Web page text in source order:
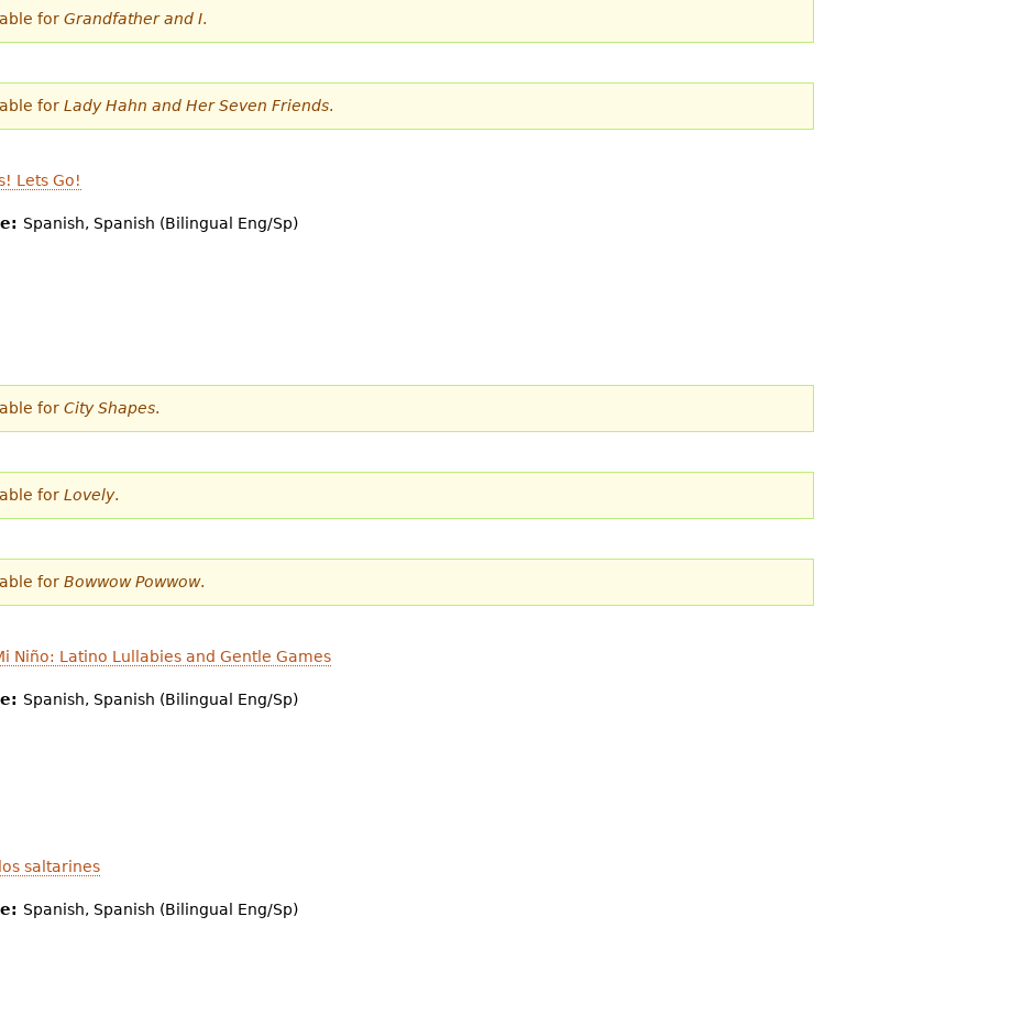
for Grandfather and I.
for Lady Hahn and Her Seven Friends.
Lets Go!
Spanish, Spanish (Bilingual Eng/Sp)
for City Shapes.
for Lovely.
for Bowwow Powwow.
Niño: Latino Lullabies and Gentle Games
Spanish, Spanish (Bilingual Eng/Sp)
saltarines
Spanish, Spanish (Bilingual Eng/Sp)